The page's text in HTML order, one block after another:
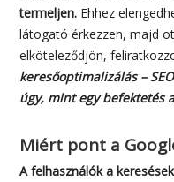
termeljen. Ehhez
látogató érkezzen, majd
elköteleződjön,
keresőoptimalizálás –
úgy, mint egy befektetés
Miért pont a
A felhasználók a